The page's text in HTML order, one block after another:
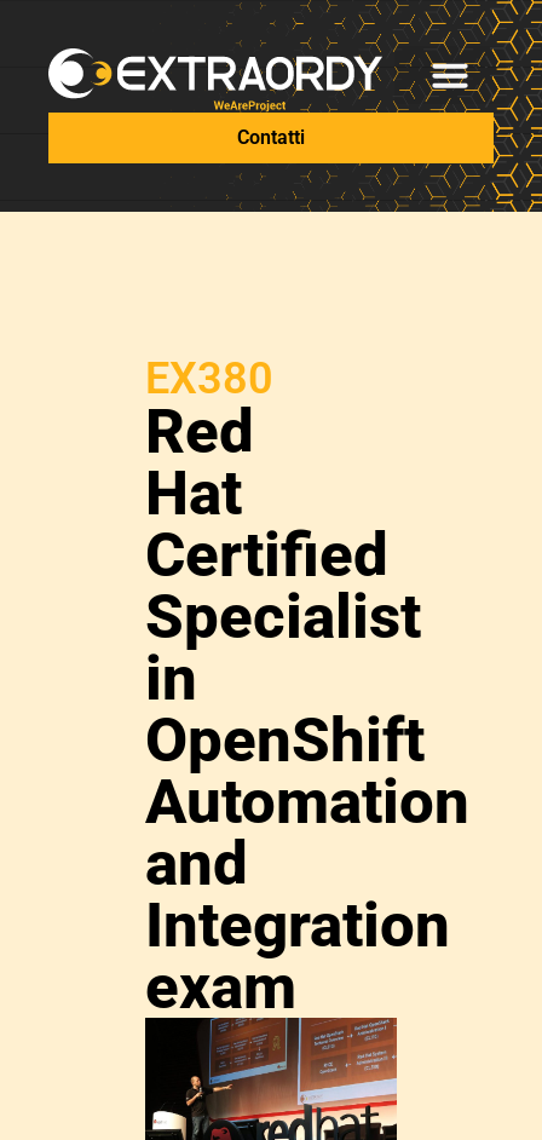
Contatti
EX380
Red
Hat
Certified
Specialist
in
OpenShift
Automation
and
Integration
exam